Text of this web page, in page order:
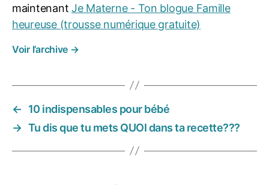
e
z
e
n,
s
h
o
in
maintenantJe Materne - Ton blogue Famille
heureuse (trousse numérique gratuite)
Voir l’archive →
←
10 indispensables pour bébé
→ Tu dis que tu mets QUOI dans ta recette???